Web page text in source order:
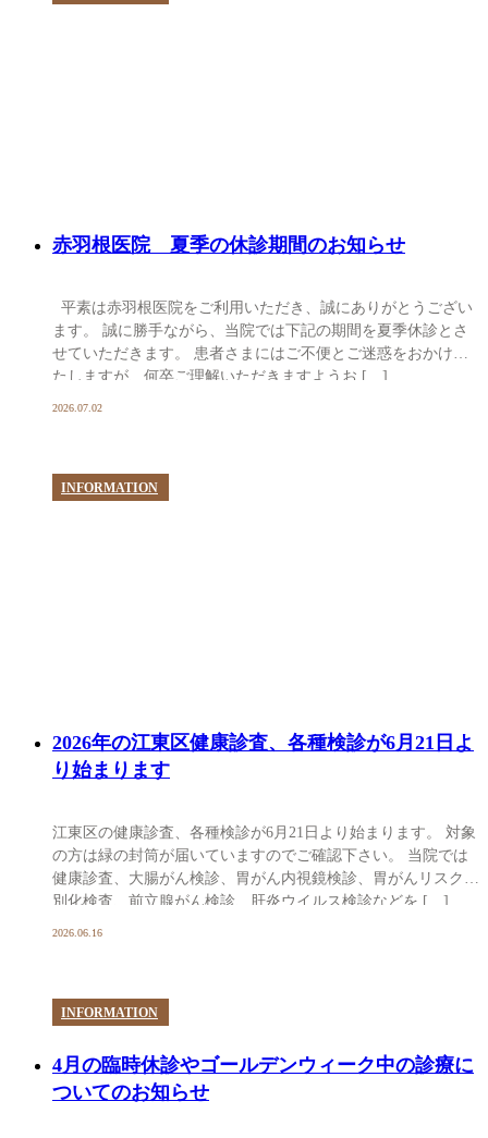
赤羽根医院 夏季の休診期間のお知らせ
平素は赤羽根医院をご利用いただき、誠にありがとうござい
ます。 誠に勝手ながら、当院では下記の期間を夏季休診とさ
せていただきます。 患者さまにはご不便とご迷惑をおかけい
たしますが、何卒ご理解いただきますようお […]
2026.07.02
INFORMATION
2026年の江東区健康診査、各種検診が6月21日よ
り始まります
江東区の健康診査、各種検診が6月21日より始まります。 対象
の方は緑の封筒が届いていますのでご確認下さい。 当院では
健康診査、大腸がん検診、胃がん内視鏡検診、胃がんリスク層
別化検査、前立腺がん検診、肝炎ウイルス検診などを […]
2026.06.16
INFORMATION
4月の臨時休診やゴールデンウィーク中の診療に
ついてのお知らせ